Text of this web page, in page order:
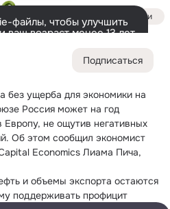
Подписаться
без ущерба для экономики на
Россия может на год
Европу, не ощутив негативных
Об этом сообщил экономист
Economics Лиама Пича,
и объемы экспорта остаются
поддерживать профицит
Войти
файлы, чтобы улучшить
ваш возраст менее 13 лет,
должен ваш законный
информации